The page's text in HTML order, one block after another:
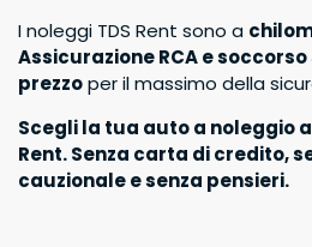
I noleggi TDS Rent sono a
Assicurazione RCA e
prezzoper il massimo della
Scegli la tua auto a noleggio
Rent. Senza carta di credito,
cauzionale e senza pensieri.
Cerca Auto